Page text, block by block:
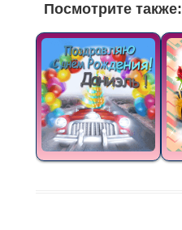
Посмотрите также: